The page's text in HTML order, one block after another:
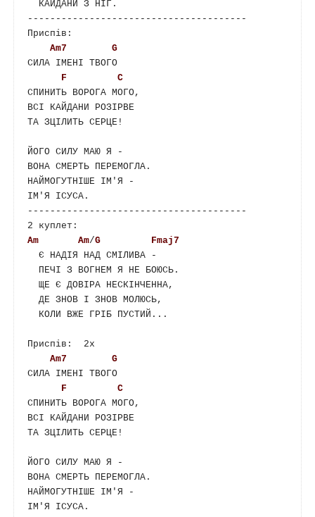
---------------------------------------
Приспів:
Am7
G
СИЛА ІМЕНІ ТВОГО
F
C
СПИНИТЬ ВОРОГА МОГО,
ВСІ КАЙДАНИ РОЗІРВЕ
ТА ЗЦІЛИТЬ СЕРЦЕ!
ЙОГО СИЛУ МАЮ Я -
ВОНА СМЕРТЬ ПЕРЕМОГЛА.
НАЙМОГУТНІШЕ ІМ'Я -
ІМ'Я ІСУСА.
---------------------------------------
Am
Am/G
Fmaj7
Приспів:  2х
Am7
G
СИЛА ІМЕНІ ТВОГО
F
C
СПИНИТЬ ВОРОГА МОГО,
ВСІ КАЙДАНИ РОЗІРВЕ
ТА ЗЦІЛИТЬ СЕРЦЕ!
ЙОГО СИЛУ МАЮ Я -
ВОНА СМЕРТЬ ПЕРЕМОГЛА.
НАЙМОГУТНІШЕ ІМ'Я -
ІМ'Я ІСУСА.